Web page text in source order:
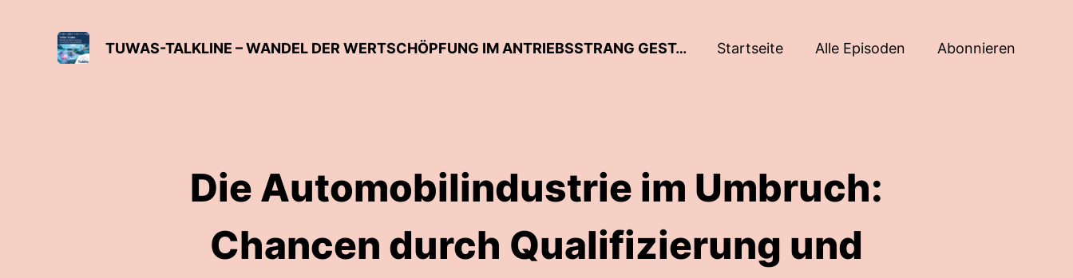
TUWAS-TALKLINE – WANDEL DER WERTSCHÖPFUNG IM ANTRIEBSSTRANG GESTALTEN Startseite Alle Episoden Abonnieren
Die Automobilindustrie im Umbruch:
Chancen durch Qualifizierung und